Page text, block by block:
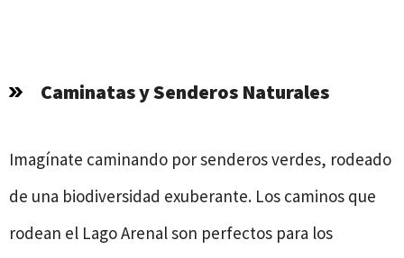
Caminatas y Senderos Naturales
Imagínate caminando por senderos verdes, rodeado
de una biodiversidad exuberante. Los caminos que
rodean el Lago Arenal son perfectos para los